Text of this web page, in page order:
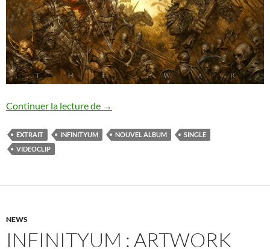
Continuer la lecture de Infinityum : nouveau single
→
EXTRAIT INFINITYUM NOUVEL ALBUM
SINGLE
VIDEOCLIP
NEWS
INFINITYUM : ARTWORK